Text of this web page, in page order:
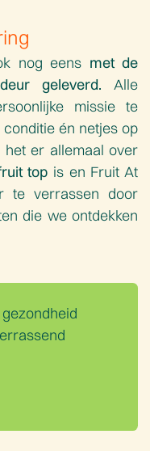
nog eens met de
geleverd. Alle
missie te
én netjes op
er allemaal over
top is en Fruit At
te verrassen door
die we ontdekken